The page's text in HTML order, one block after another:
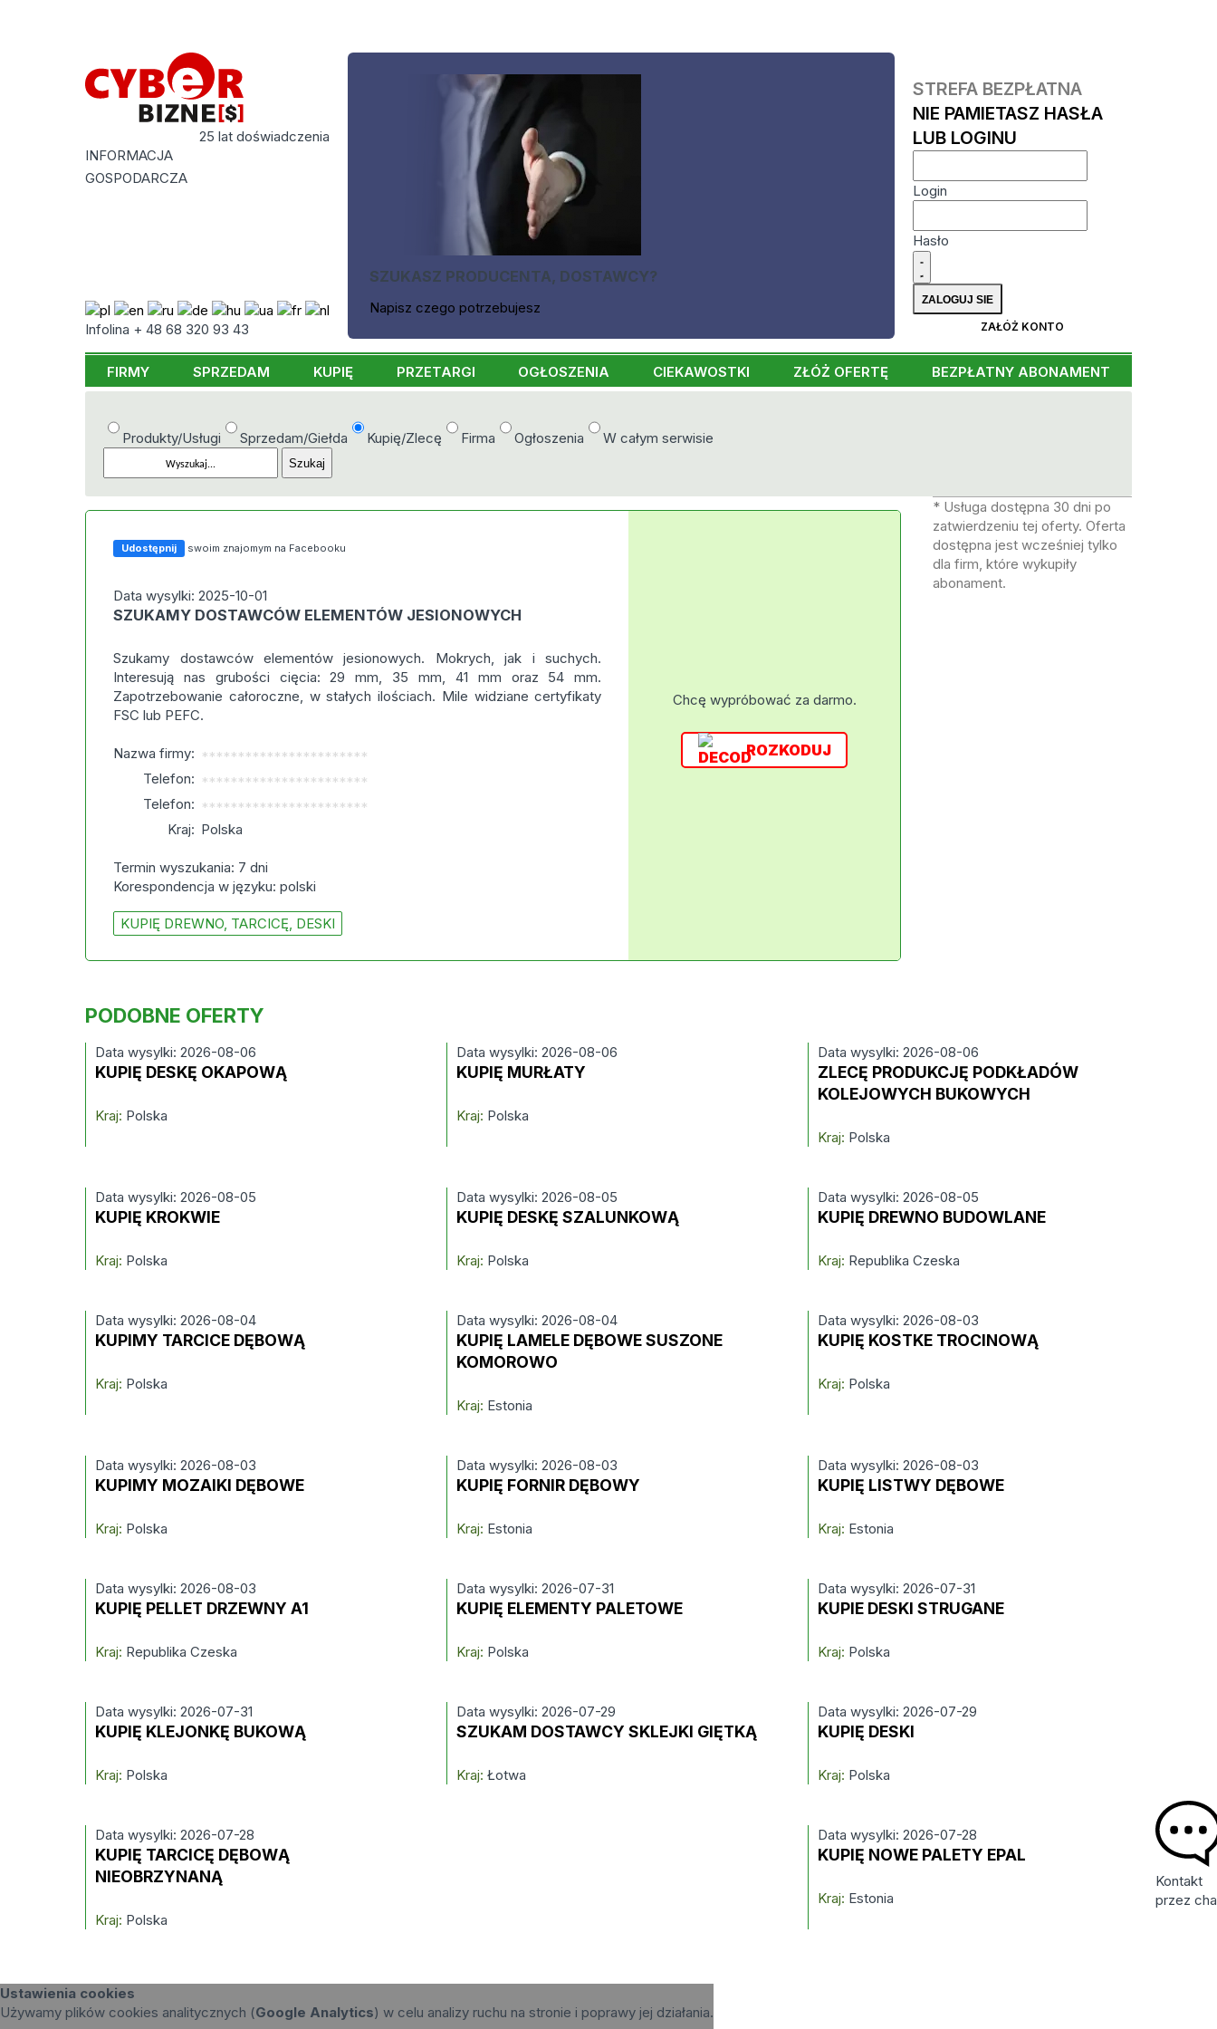
25 lat doświadczenia
INFORMACJA
GOSPODARCZA
Infolina + 48 68 320 93 43
SZUKASZ PRODUCENTA, DOSTAWCY?
Napisz czego potrzebujesz
STREFA BEZPŁATNA
NIE PAMIETASZ HASŁA
LUB LOGINU
Login
Hasło
ZAŁÓŻ KONTO
FIRMY SPRZEDAM KUPIĘ PRZETARGI OGŁOSZENIA CIEKAWOSTKI ZŁÓŻ OFERTĘ BEZPŁATNY ABONAMENT
Produkty/Usługi Sprzedam/Giełda Kupię/Zlecę Firma Ogłoszenia W całym serwisie
Udostępnij swoim znajomym na Facebooku
Data wysylki: 2025-10-01
SZUKAMY DOSTAWCÓW ELEMENTÓW JESIONOWYCH
Szukamy dostawców elementów jesionowych. Mokrych, jak i suchych.
Interesują nas grubości cięcia: 29 mm, 35 mm, 41 mm oraz 54 mm.
Zapotrzebowanie całoroczne, w stałych ilościach. Mile widziane certyfikaty
FSC lub PEFC.
Nazwa firmy: ***********************
Telefon: ***********************
Telefon: ***********************
Kraj: Polska
Termin wyszukania: 7 dni
Korespondencja w języku: polski
KUPIĘ DREWNO, TARCICĘ, DESKI
Chcę wypróbować za darmo.
ROZKODUJ
* Usługa dostępna 30 dni po
zatwierdzeniu tej oferty. Oferta
dostępna jest wcześniej tylko
dla firm, które wykupiły
abonament.
PODOBNE OFERTY
Data wysylki: 2026-08-06
KUPIĘ DESKĘ OKAPOWĄ
Kraj: Polska
Data wysylki: 2026-08-06
KUPIĘ MURŁATY
Kraj: Polska
Data wysylki: 2026-08-06
ZLECĘ PRODUKCJĘ PODKŁADÓW
KOLEJOWYCH BUKOWYCH
Kraj: Polska
Data wysylki: 2026-08-05
KUPIĘ KROKWIE
Kraj: Polska
Data wysylki: 2026-08-05
KUPIĘ DESKĘ SZALUNKOWĄ
Kraj: Polska
Data wysylki: 2026-08-05
KUPIĘ DREWNO BUDOWLANE
Kraj: Republika Czeska
Data wysylki: 2026-08-04
KUPIMY TARCICE DĘBOWĄ
Kraj: Polska
Data wysylki: 2026-08-04
KUPIĘ LAMELE DĘBOWE SUSZONE
KOMOROWO
Kraj: Estonia
Data wysylki: 2026-08-03
KUPIĘ KOSTKE TROCINOWĄ
Kraj: Polska
Data wysylki: 2026-08-03
KUPIMY MOZAIKI DĘBOWE
Kraj: Polska
Data wysylki: 2026-08-03
KUPIĘ FORNIR DĘBOWY
Kraj: Estonia
Data wysylki: 2026-08-03
KUPIĘ LISTWY DĘBOWE
Kraj: Estonia
Data wysylki: 2026-08-03
KUPIĘ PELLET DRZEWNY A1
Kraj: Republika Czeska
Data wysylki: 2026-07-31
KUPIĘ ELEMENTY PALETOWE
Kraj: Polska
Data wysylki: 2026-07-31
KUPIE DESKI STRUGANE
Kraj: Polska
Data wysylki: 2026-07-31
KUPIĘ KLEJONKĘ BUKOWĄ
Kraj: Polska
Data wysylki: 2026-07-29
SZUKAM DOSTAWCY SKLEJKI GIĘTKĄ
Kraj: Łotwa
Data wysylki: 2026-07-29
KUPIĘ DESKI
Kraj: Polska
Data wysylki: 2026-07-28
KUPIĘ TARCICĘ DĘBOWĄ
NIEOBRZYNANĄ
Kraj: Polska
Data wysylki: 2026-07-28
KUPIĘ NOWE PALETY EPAL
Kraj: Estonia
Kontakt
przez
Ustawienia cookies
Używamy plików cookies analitycznych (Google Analytics) w celu analizy ruchu na stronie i poprawy jej działania.